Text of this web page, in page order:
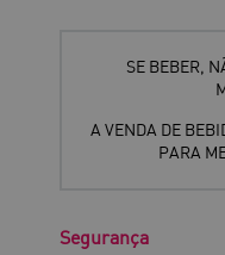
SE BEBER,
A VENDA DE
PARA
Segurança